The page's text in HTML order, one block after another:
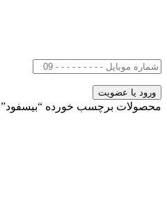
محصولات برچسب خورده “بیسفود”